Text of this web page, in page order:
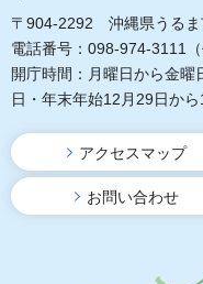
〒904-2292 沖縄県うるま
電話番号：098-974-3111（
開庁時間：月曜日から金
日・年末年始12月29日から
アクセスマップ
お問い合わせ